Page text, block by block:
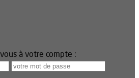
à votre compte :